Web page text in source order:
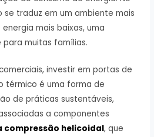
se traduz em um ambiente mais
mais baixas, uma
muitas famílias.
investir em portas de
térmico é uma forma de
de práticas sustentáveis,
a componentes
compressão helicoidal, que